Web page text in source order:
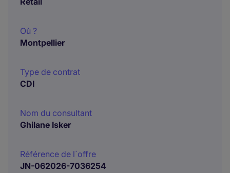
Où ?
Montpellier
Type de contrat
CDI
Nom du consultant
Ghilane Isker
Référence de l´offre
JN-062026-7036254